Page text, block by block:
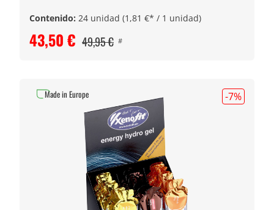
Contenido: 24 unidad (1,81 €* / 1 unidad)
43,50 € 49,95 € #
-7%
Made in Europe